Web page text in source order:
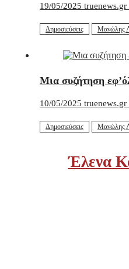
19/05/2025 truenews.gr
Δημοσιεύσεις Μανώλης
Μια συζήτηση
10/05/2025 truenews.gr
Δημοσιεύσεις Μανώλης
Έλενα